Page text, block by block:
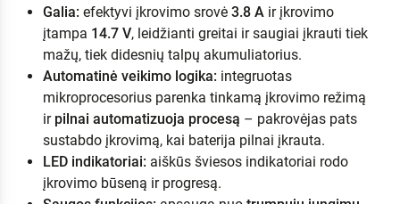
Galia: efektyvi įkrovimo srovė 3.8 Air įkrovimo
įtampa 14.7 V, leidžianti greitai ir saugiai įkrauti tiek
mažų, tiek didesnių talpų akumuliatorius.
Automatinė veikimo logika: integruotas
mikroprocesorius parenka tinkamą įkrovimo režimą
ir pilnai automatizuoja procesą – pakrovėjas pats
sustabdo įkrovimą, kai baterija pilnai įkrauta.
LED indikatoriai: aiškūs šviesos indikatoriai rodo
įkrovimo būseną ir progresą.